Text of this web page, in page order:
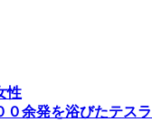
性
０余発を浴びたテス